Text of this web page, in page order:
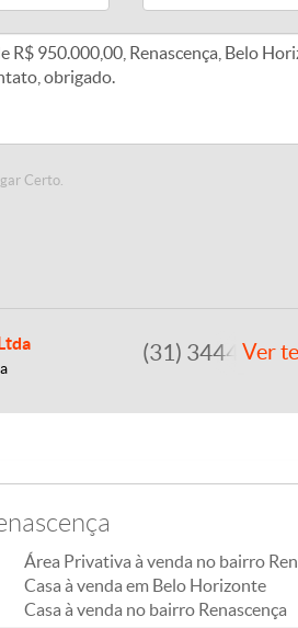
Certo.
(31) 3444-1379
Ver
Área Privativa à venda no bairro
Casa à venda em Belo Horizonte
Casa à venda no bairro Renascença